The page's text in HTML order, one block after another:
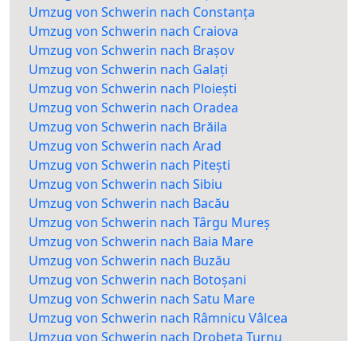
Umzug von Schwerin nach Constanța
Umzug von Schwerin nach Craiova
Umzug von Schwerin nach Brașov
Umzug von Schwerin nach Galați
Umzug von Schwerin nach Ploiești
Umzug von Schwerin nach Oradea
Umzug von Schwerin nach Brăila
Umzug von Schwerin nach Arad
Umzug von Schwerin nach Pitești
Umzug von Schwerin nach Sibiu
Umzug von Schwerin nach Bacău
Umzug von Schwerin nach Târgu Mureș
Umzug von Schwerin nach Baia Mare
Umzug von Schwerin nach Buzău
Umzug von Schwerin nach Botoșani
Umzug von Schwerin nach Satu Mare
Umzug von Schwerin nach Râmnicu Vâlcea
Umzug von Schwerin nach Drobeta Turnu